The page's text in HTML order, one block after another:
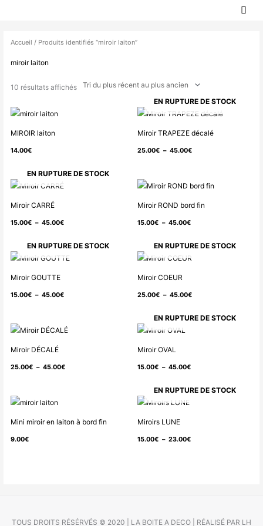
Accueil / Produits identifiés “miroir laiton”
miroir laiton
10 résultats affichés
du
au
MIROIR laiton
14.00€
EN RUPTURE DE STOCK
Miroir TRAPEZE décalé
25.00€ – 45.00€
Plage
25.00€
45.00€
EN RUPTURE DE STOCK
Miroir CARRÉ
15.00€ – 45.00€
15.00€
à
45.00€
Miroir ROND bord fin
15.00€ – 45.00€
Plage
15.00€
à
45.00€
EN RUPTURE DE STOCK
Miroir GOUTTE
15.00€ – 45.00€
Plage
15.00€
45.00€
EN RUPTURE DE STOCK
Miroir COEUR
25.00€ – 45.00€
25.00€
à
Miroir DÉCALÉ
25.00€ – 45.00€
Plage
25.00€
EN RUPTURE DE STOCK
Miroir OVAL
15.00€ – 45.00€
15.00€
à
Mini miroir en laiton à bord fin
9.00€
EN RUPTURE DE STOCK
Miroirs LUNE
15.00€ – 23.00€
15.00€
TOUS DROITS RÉSÉRVÉS © 2020 | LA BOITE A DECO | RÉALISÉ PAR LH